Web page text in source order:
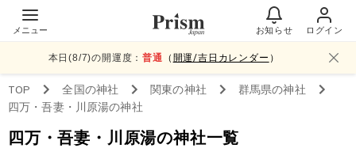
メニュー お知らせ ログイン
本日(8/7)の開運度：普通 （ 開運/吉日カレンダー ）
TOP 全国の神社 関東の神社 群馬県の神社
四万・吾妻・川原湯の神社
四万・吾妻・川原湯の神社一覧